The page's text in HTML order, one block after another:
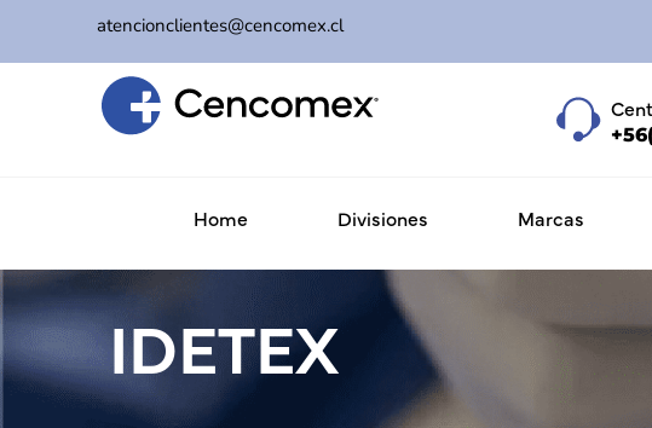
atencionclientes@cencomex.cl
Home Divisiones Marcas
IDETEX